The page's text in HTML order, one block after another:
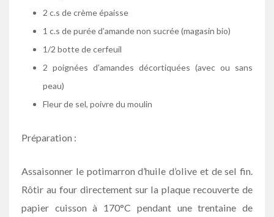
2 c.s de crème épaisse
1 c.s de purée d’amande non sucrée (magasin bio)
1/2 botte de cerfeuil
2 poignées d’amandes décortiquées (avec ou sans
peau)
Fleur de sel, poivre du moulin
Préparation :
Assaisonner le potimarron d’huile d’olive et de sel fin.
Rôtir au four directement sur la plaque recouverte de
papier cuisson à 170°C pendant une trentaine de